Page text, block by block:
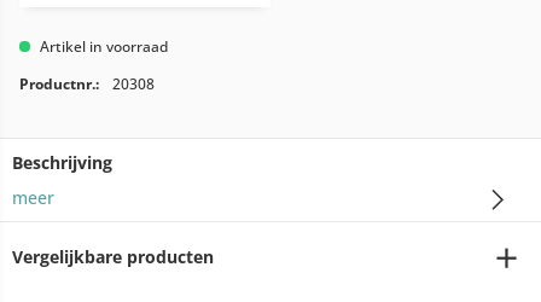
Artikel in voorraad
Productnr.:
20308
Beschrijving
meer
Vergelijkbare producten